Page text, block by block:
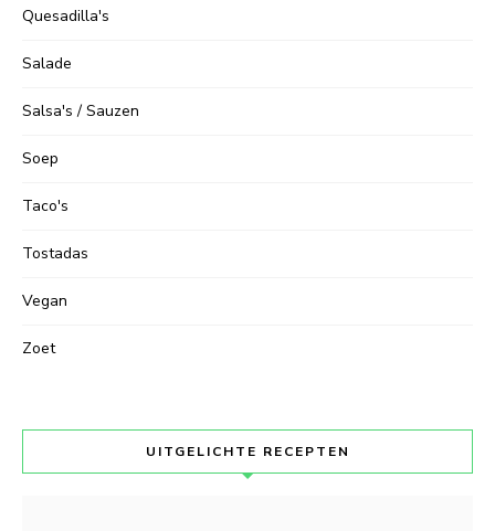
Quesadilla's
Salade
Salsa's / Sauzen
Soep
Taco's
Tostadas
Vegan
Zoet
UITGELICHTE RECEPTEN